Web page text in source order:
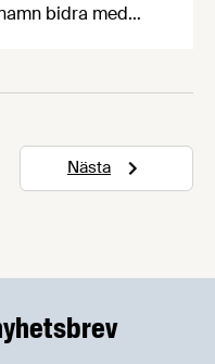
bidra med
bidra.
Nästa